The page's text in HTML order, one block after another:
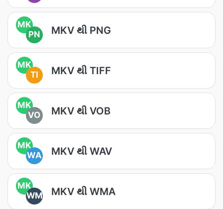
MK
PN
MKV થી PNG
MK
TI
MKV થી TIFF
MK
VO
MKV થી VOB
MK
WA
MKV થી WAV
MK
WM
MKV થી WMA